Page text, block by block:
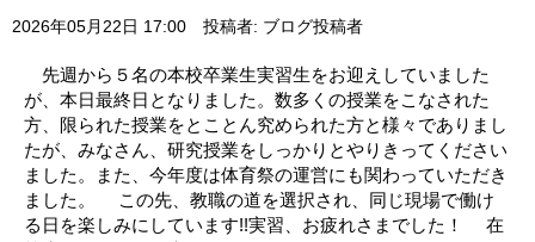
2026年05月22日 17:00 投稿者: ブログ投稿者
先週から５名の本校卒業生実習生をお迎えしていました
が、本日最終日となりました。数多くの授業をこなされた
方、限られた授業をとことん究められた方と様々でありまし
たが、みなさん、研究授業をしっかりとやりきってください
ました。また、今年度は体育祭の運営にも関わっていただき
ました。 この先、教職の道を選択され、同じ現場で働け
る日を楽しみにしています!!実習、お疲れさまでした！ 在